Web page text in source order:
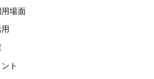
場面
ト